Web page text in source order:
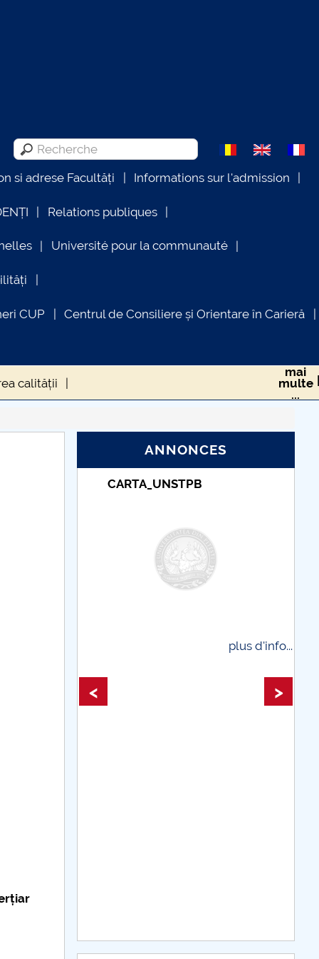
si adrese Facultăți Informations sur l'admission
Relations publiques
Université pour la communauté
CUP Centrul de Consiliere și Orientare în Carieră
calității
mai
multe
...
ANNONCES
Taxe de școlarizare
plus
< >